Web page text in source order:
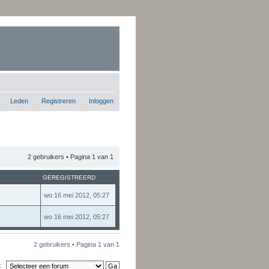
Leden Registreren Inloggen
2 gebruikers • Pagina 1 van 1
GEREGISTREERD
wo 16 mei 2012, 05:27
wo 16 mei 2012, 05:27
2 gebruikers • Pagina 1 van 1